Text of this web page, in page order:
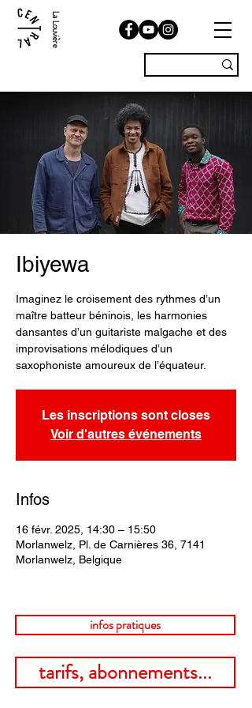
La Louvière
Ibiyewa
Imaginez le croisement des rythmes d’un
maître batteur béninois, les harmonies
dansantes d’un guitariste malgache et des
improvisations mélodiques d’un
saxophoniste amoureux de l’équateur.
Les inscriptions sont closes
Voir d'autres événements
Infos
16 févr. 2025, 14:30 – 15:50
Morlanwelz, Pl. de Carnières 36, 7141
Morlanwelz, Belgique
infos pratiques
tarifs, abonnements...